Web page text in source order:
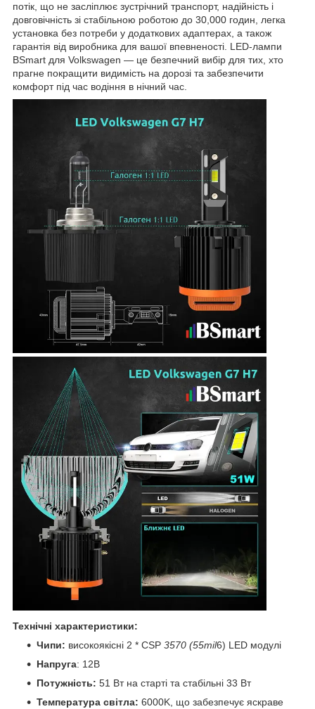
потік, що не засліплює зустрічний транспорт, надійність і
довговічність зі стабільною роботою до 30,000 годин, легка
установка без потреби у додаткових адаптерах, а також
гарантія від виробника для вашої впевненості. LED-лампи
BSmart для Volkswagen — це безпечний вибір для тих, хто
прагне покращити видимість на дорозі та забезпечити
комфорт під час водіння в нічний час.
Технічні характеристики:
Чипи: високоякісні 2 * CSP 3570 (55mil6) LED модулі
Напруга: 12В
Потужність: 51 Вт на старті та стабільні 33 Вт
Температура світла: 6000K, що забезпечує яскраве